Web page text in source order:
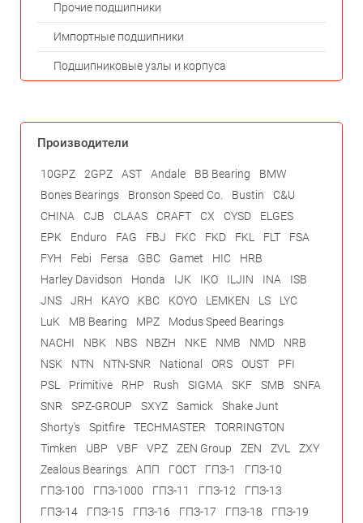
Прочие подшипники
Импортные подшипники
Подшипниковые узлы и корпуса
Производители
10GPZ 2GPZ AST Andale BB Bearing
BMW
Bones Bearings
Bronson Speed Co. Bustin
C&U
CHINA
CJB CLAAS CRAFT CX CYSD
ELGES
EPK
Enduro FAG FBJ FKC FKD FKL FLT
FSA
FYH
Febi Fersa GBC Gamet HIC
HRB
Harley Davidson
Honda IJK IKO ILJIN INA
ISB
JNS
JRH KAYO KBC KOYO LEMKEN LS
LYC
LuK
MB Bearing MPZ
Modus Speed Bearings
NACHI
NBK NBS NBZH NKE NMB NMD
NRB
NSK
NTN NTN-SNR National ORS OUST
PFI
PSL
Primitive RHP Rush SIGMA SKF SMB
SNFA
SNR
SPZ-GROUP SXYZ Samick
Shake Junt
Shorty's
Spitfire TECHMASTER
TORRINGTON
Timken
UBP VBF VPZ ZEN Group ZEN ZVL
ZXY
Zealous Bearings
АПП ГОСТ ГПЗ-1
ГПЗ-10
ГПЗ-100
ГПЗ-1000 ГПЗ-11 ГПЗ-12
ГПЗ-13
ГПЗ-14
ГПЗ-15 ГПЗ-16 ГПЗ-17 ГПЗ-18
ГПЗ-19